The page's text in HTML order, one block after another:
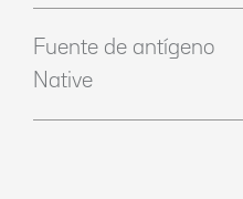
Fuente de antígeno
Native